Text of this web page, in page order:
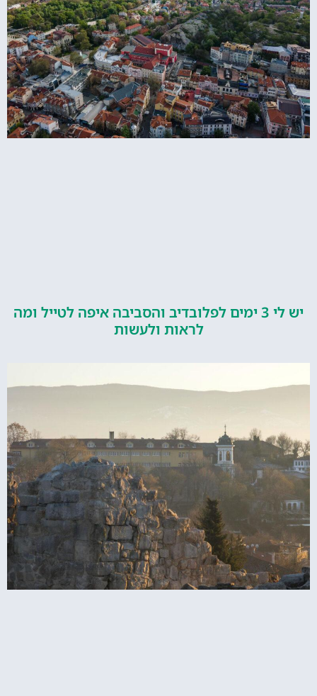
יש לי 3 ימים לפלובדיב והסביבה איפה לטייל ומה
לראות ולעשות